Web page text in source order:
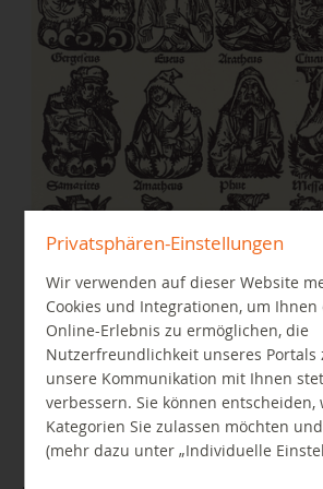
Privatsphären-Einstellungen
Wir verwenden auf dieser Website
Cookies und Integrationen, um
Online-Erlebnis zu ermöglichen, die
Nutzerfreundlichkeit unseres Portals
unsere Kommunikation mit Ihnen
verbessern. Sie können entscheiden,
Kategorien Sie zulassen möchten
(mehr dazu unter „Individuelle